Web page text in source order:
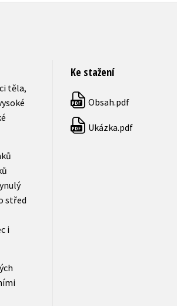
těla,
střed
i
Ke stažení
PDF Obsah.pdf
PDF Ukázka.pdf